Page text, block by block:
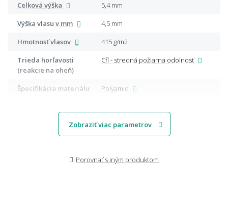
Celková výška
5,4 mm
Výška vlasu v mm
4,5 mm
Hmotnosť vlasov
415 g/m2
Trieda horľavosti
(reakcie na oheň)
Cfl - stredná požiarna odolnosť
Špecifikácia materiálu Polyamid
Zobraziť viac parametrov
Porovnať s iným produktom